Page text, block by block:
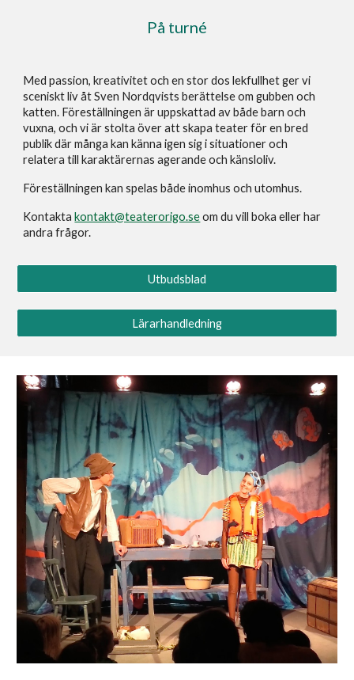
På turné
Med passion, kreativitet och en stor dos lekfullhet ger vi
sceniskt liv åt Sven Nordqvists berättelse om gubben och
katten. Föreställningen är uppskattad av både barn och
vuxna, och vi är stolta över att skapa teater för en bred
publik där många kan känna igen sig i situationer och
relatera till karaktärernas agerande och känsloliv.
Föreställningen kan spelas både inomhus och utomhus.
Kontaktakontakt@teaterorigo.seom du vill boka eller har
andra frågor.
Utbudsblad
Lärarhandledning